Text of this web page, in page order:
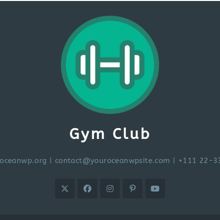
Gym Club
contact@youroceanwpsite.com | +111 22-